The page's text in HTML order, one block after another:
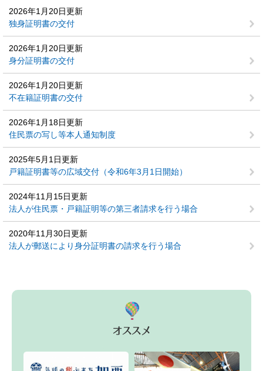
2026年1月20日更新
独身証明書の交付
2026年1月20日更新
身分証明書の交付
2026年1月20日更新
不在籍証明書の交付
2026年1月18日更新
住民票の写し等本人通知制度
2025年5月1日更新
戸籍証明書等の広域交付（令和6年3月1日開始）
2024年11月15日更新
法人が住民票・戸籍証明等の第三者請求を行う場合
2020年11月30日更新
法人が郵送により身分証明書の請求を行う場合